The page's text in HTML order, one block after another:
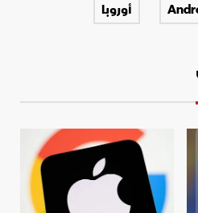
أوروبا